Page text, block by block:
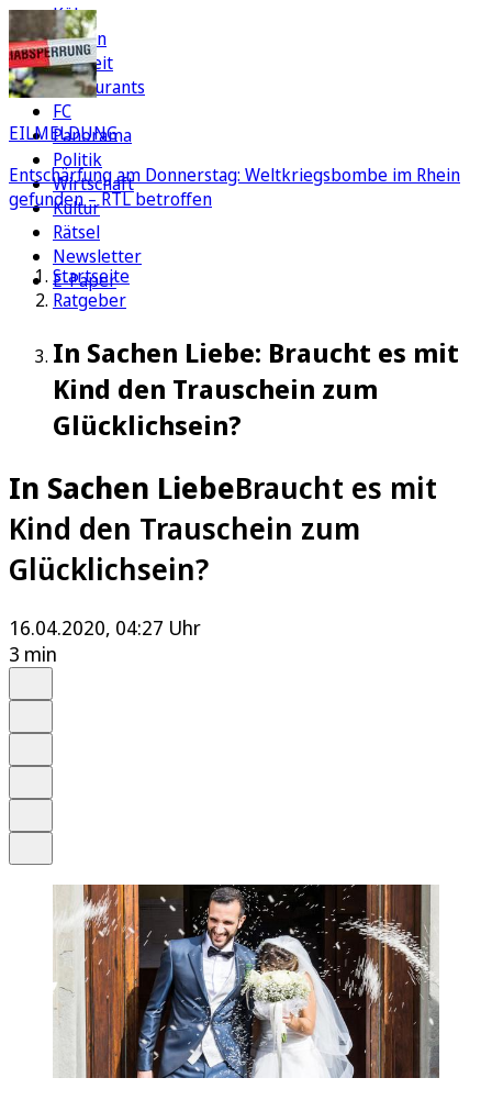
Köln
Region
Freizeit
Restaurants
FC
Panorama
Politik
Wirtschaft
Kultur
Rätsel
Newsletter
E-Paper
EILMELDUNG
Entschärfung am Donnerstag: Weltkriegsbombe im Rhein
gefunden – RTL betroffen
Startseite
Ratgeber
In Sachen Liebe: Braucht es mit
Kind den Trauschein zum
Glücklichsein?
In Sachen LiebeBraucht es mit
Kind den Trauschein zum
Glücklichsein?
16.04.2020, 04:27 Uhr
3 min